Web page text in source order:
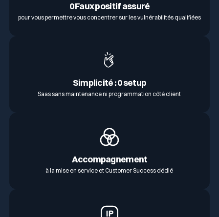
0 Faux positif assuré
pour vous permettre vous concentrer sur les vulnérabilités qualifiées
Simplicité : 0 setup
Saas sans maintenance ni programmation côté client
Accompagnement
à la mise en service et Customer Success dédié